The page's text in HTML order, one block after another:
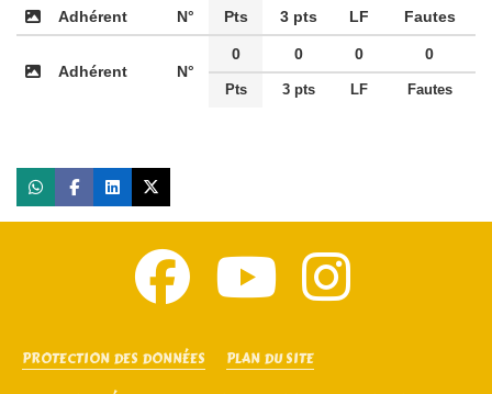
Adhérent N° Pts 3 pts LF Fautes
Adhérent N°
0 0 0 0
Pts 3 pts LF Fautes
PROTECTION DES DONNÉES PLAN DU SITE